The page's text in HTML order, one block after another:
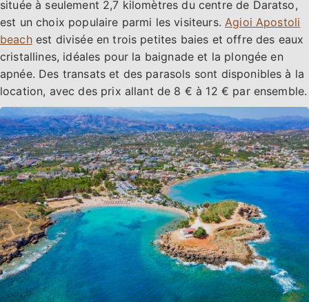
située à seulement 2,7 kilomètres du centre de Daratso,
est un choix populaire parmi les visiteurs.Agioi Apostoli
beachest divisée en trois petites baies et offre des eaux
cristallines, idéales pour la baignade et la plongée en
apnée. Des transats et des parasols sont disponibles à la
location, avec des prix allant de 8 € à 12 € par ensemble.